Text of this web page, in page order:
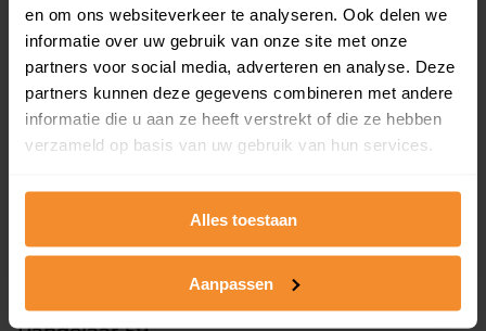
en om ons websiteverkeer te analyseren. Ook delen we
informatie over uw gebruik van onze site met onze
partners voor social media, adverteren en analyse. Deze
partners kunnen deze gegevens combineren met andere
informatie die u aan ze heeft verstrekt of die ze hebben
verzameld op basis van uw gebruik van hun services.
Alles toestaan
Aanpassen
Verkoopdatum
23 juni 2026
Verkoopprijs
Drossard Meijerstraat 51
118 m2 200 m2
18 juni 2026
Koopsom opvragen